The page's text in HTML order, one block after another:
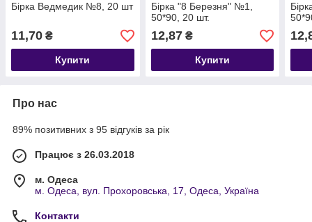
Бірка Ведмедик №8, 20 шт
11,70 ₴
Купити
Бірка "8 Березня" №1,
50*90, 20 шт.
12,87₴
Купити
Про нас
89% позитивних з 95 відгуків за рік
Працює з 26.03.2018
м. Одеса
м. Одеса, вул. Прохоровська, 17, Одеса, Україна
Контакти